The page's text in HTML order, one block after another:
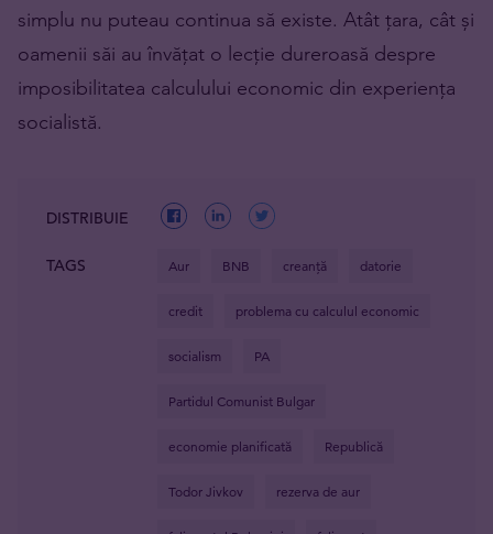
simplu nu puteau continua să existe. Atât țara, cât și
oamenii săi au învățat o lecție dureroasă despre
imposibilitatea calculului economic din experiența
socialistă.
DISTRIBUIE
TAGS Aur BNB creanţă datorie
credit problema cu calculul economic
socialism PA
Partidul Comunist Bulgar
economie planificată Republică
Todor Jivkov rezerva de aur